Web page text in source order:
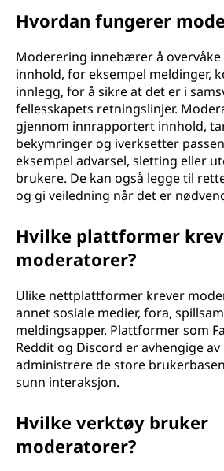
Hvordan fungerer
Moderering innebærer å
innhold, for eksempel meldinger,
innlegg, for å sikre at det er i
fellesskapets retningslinjer.
gjennom innrapportert innhold,
bekymringer og iverksetter
eksempel advarsel, sletting eller
brukere. De kan også legge til
og gi veiledning når det er
Hvilke plattformer
moderatorer?
Ulike nettplattformer krever
annet sosiale medier, fora,
meldingsapper. Plattformer som
Reddit og Discord er avhengige
administrere de store
sunn interaksjon.
Hvilke verktøy bruker
moderatorer?